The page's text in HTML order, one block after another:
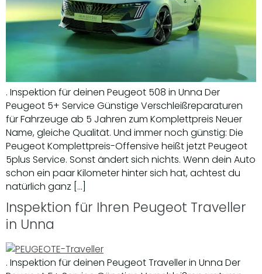
. Inspektion für deinen Peugeot 508 in Unna Der
Peugeot 5+ Service Günstige Verschleißreparaturen
für Fahrzeuge ab 5 Jahren zum Komplettpreis Neuer
Name, gleiche Qualität. Und immer noch günstig: Die
Peugeot Komplettpreis-Offensive heißt jetzt Peugeot
5plus Service. Sonst ändert sich nichts. Wenn dein Auto
schon ein paar Kilometer hinter sich hat, achtest du
natürlich ganz […]
Inspektion für Ihren Peugeot Traveller
in Unna
. Inspektion für deinen Peugeot Traveller in Unna Der